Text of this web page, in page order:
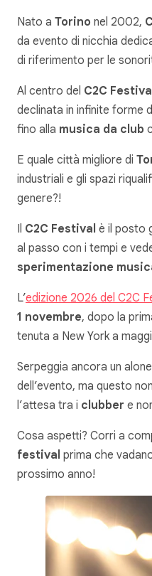
Nato a Torino nel 2002,
da evento di nicchia
di riferimento per le
Al centro del C2C
declinata in infinite forme
fino alla musica da club
E quale città migliore di
industriali e gli spazi
genere?!
Il C2C Festival è il posto
al passo con i tempi e
sperimentazione
L’edizione 2026 del C2C
1 novembre, dopo la
tenuta a New York a
Serpeggia ancora un
dell’evento, ma questo
l’attesa tra i clubber e
Cosa aspetti? Corri a
festival prima che
prossimo anno!